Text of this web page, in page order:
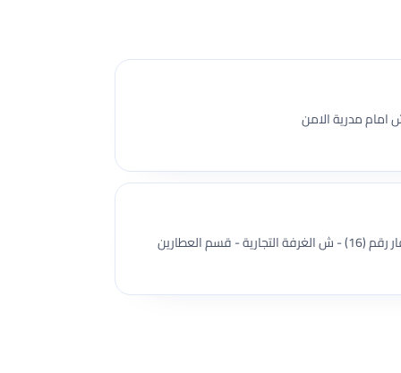
امام مدرية الامن